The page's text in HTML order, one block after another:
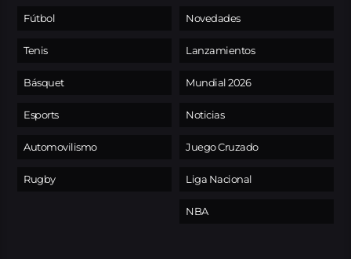
Fútbol
Tenis
Básquet
Esports
Automovilismo
Rugby
Novedades
Lanzamientos
Mundial 2026
Noticias
Juego Cruzado
Liga Nacional
NBA